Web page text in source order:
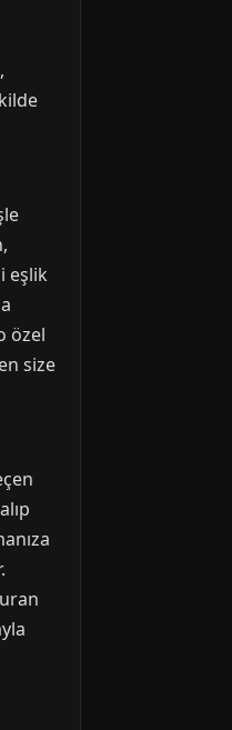
eşlik
özel
size